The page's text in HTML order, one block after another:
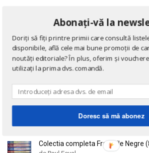
Alain Besancon
Alain Bombard
Alain Danielou
Alain Lallemand
Alain Manevy
Alan Butler
Alan Dean Foster
Alain Besancon
Alain Bombard
Alain Danielou
Alain Lallemand
Alain Manevy
Alan Butler
Alan Dean Foster
Eseuri
de Emil Cioran
Doctrina sau Cele patru carti clasice
de Confucius
Colectia completa Fracurile Negre
Abonați-vă la
Doriți să fiți printre primii care consultă
disponibile, află cele mai bune promoții de
noutăți editoriale? În plus, oferim și
utilizați la prima dvs. comandă.
Doresc să mă abonez